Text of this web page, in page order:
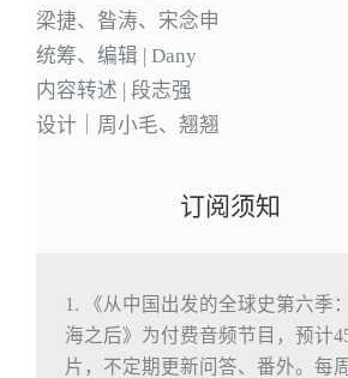
梁捷、昝涛、宋念申
统筹、编辑 | Dany
内容转述 | 段志强
设计｜周小毛、翘翘
订阅须知
1. 《从中国出发的全球史第六季
海之后》为付费音频节目，预计
片，不定期更新问答、番外。每周